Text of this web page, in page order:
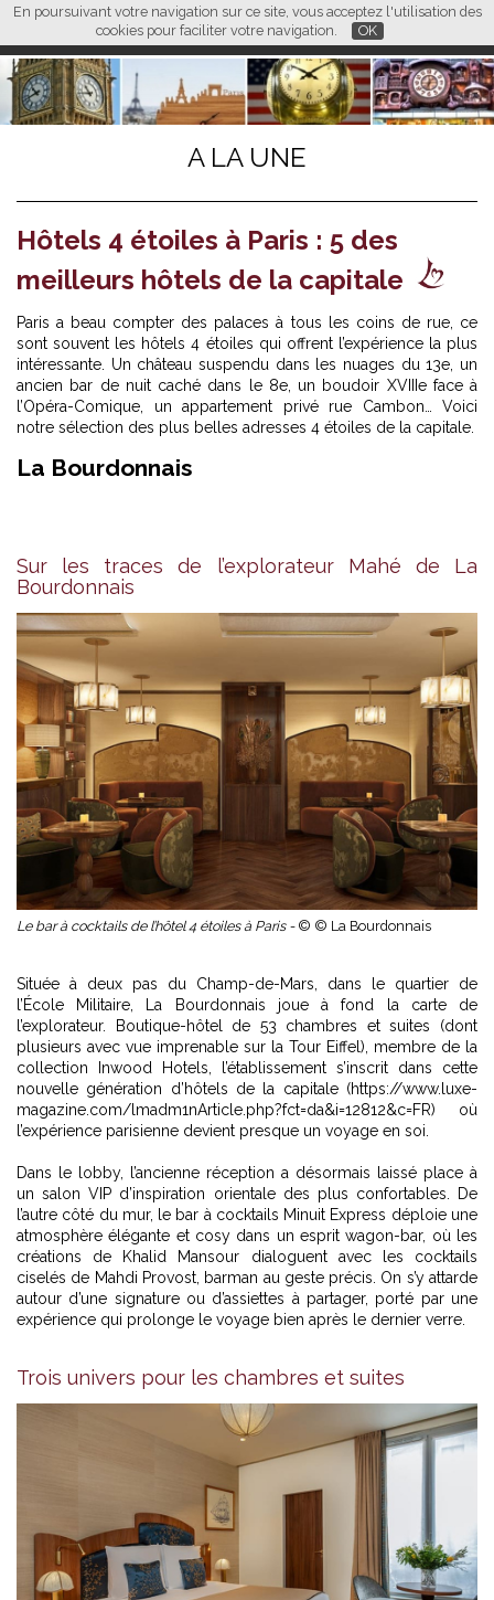
En poursuivant votre navigation sur ce site, vous acceptez l'utilisation des
cookies pour faciliter votre navigation.
OK
FR EN CN
L M
A LA UNE
Hôtels 4 étoiles à Paris : 5 des
meilleurs hôtels de la capitale
Paris a beau compter des palaces à tous les coins de rue, ce
sont souvent les hôtels 4 étoiles qui offrent l’expérience la plus
intéressante. Un château suspendu dans les nuages du 13e, un
ancien bar de nuit caché dans le 8e, un boudoir XVIIIe face à
l’Opéra-Comique, un appartement privé rue Cambon… Voici
notre sélection des plus belles adresses 4 étoiles de la capitale.
La Bourdonnais
Sur les traces de l’explorateur Mahé de La
Bourdonnais
Le bar à cocktails de l’hôtel 4 étoiles à Paris - © © La Bourdonnais
Située à deux pas du Champ-de-Mars, dans le quartier de
l’École Militaire, La Bourdonnais joue à fond la carte de
l’explorateur. Boutique-hôtel de 53 chambres et suites (dont
plusieurs avec vue imprenable sur la Tour Eiffel), membre de la
collection Inwood Hotels, l’établissement s’inscrit dans cette
nouvelle génération d’hôtels de la capitale (https://www.luxe-
magazine.com/lmadm1nArticle.php?fct=da&i=12812&c=FR) où
l’expérience parisienne devient presque un voyage en soi.
Dans le lobby, l’ancienne réception a désormais laissé place à
un salon VIP d’inspiration orientale des plus confortables. De
l’autre côté du mur, le bar à cocktails Minuit Express déploie une
atmosphère élégante et cosy dans un esprit wagon-bar, où les
créations de Khalid Mansour dialoguent avec les cocktails
ciselés de Mahdi Provost, barman au geste précis. On s’y attarde
autour d’une signature ou d’assiettes à partager, porté par une
expérience qui prolonge le voyage bien après le dernier verre.
Trois univers pour les chambres et suites